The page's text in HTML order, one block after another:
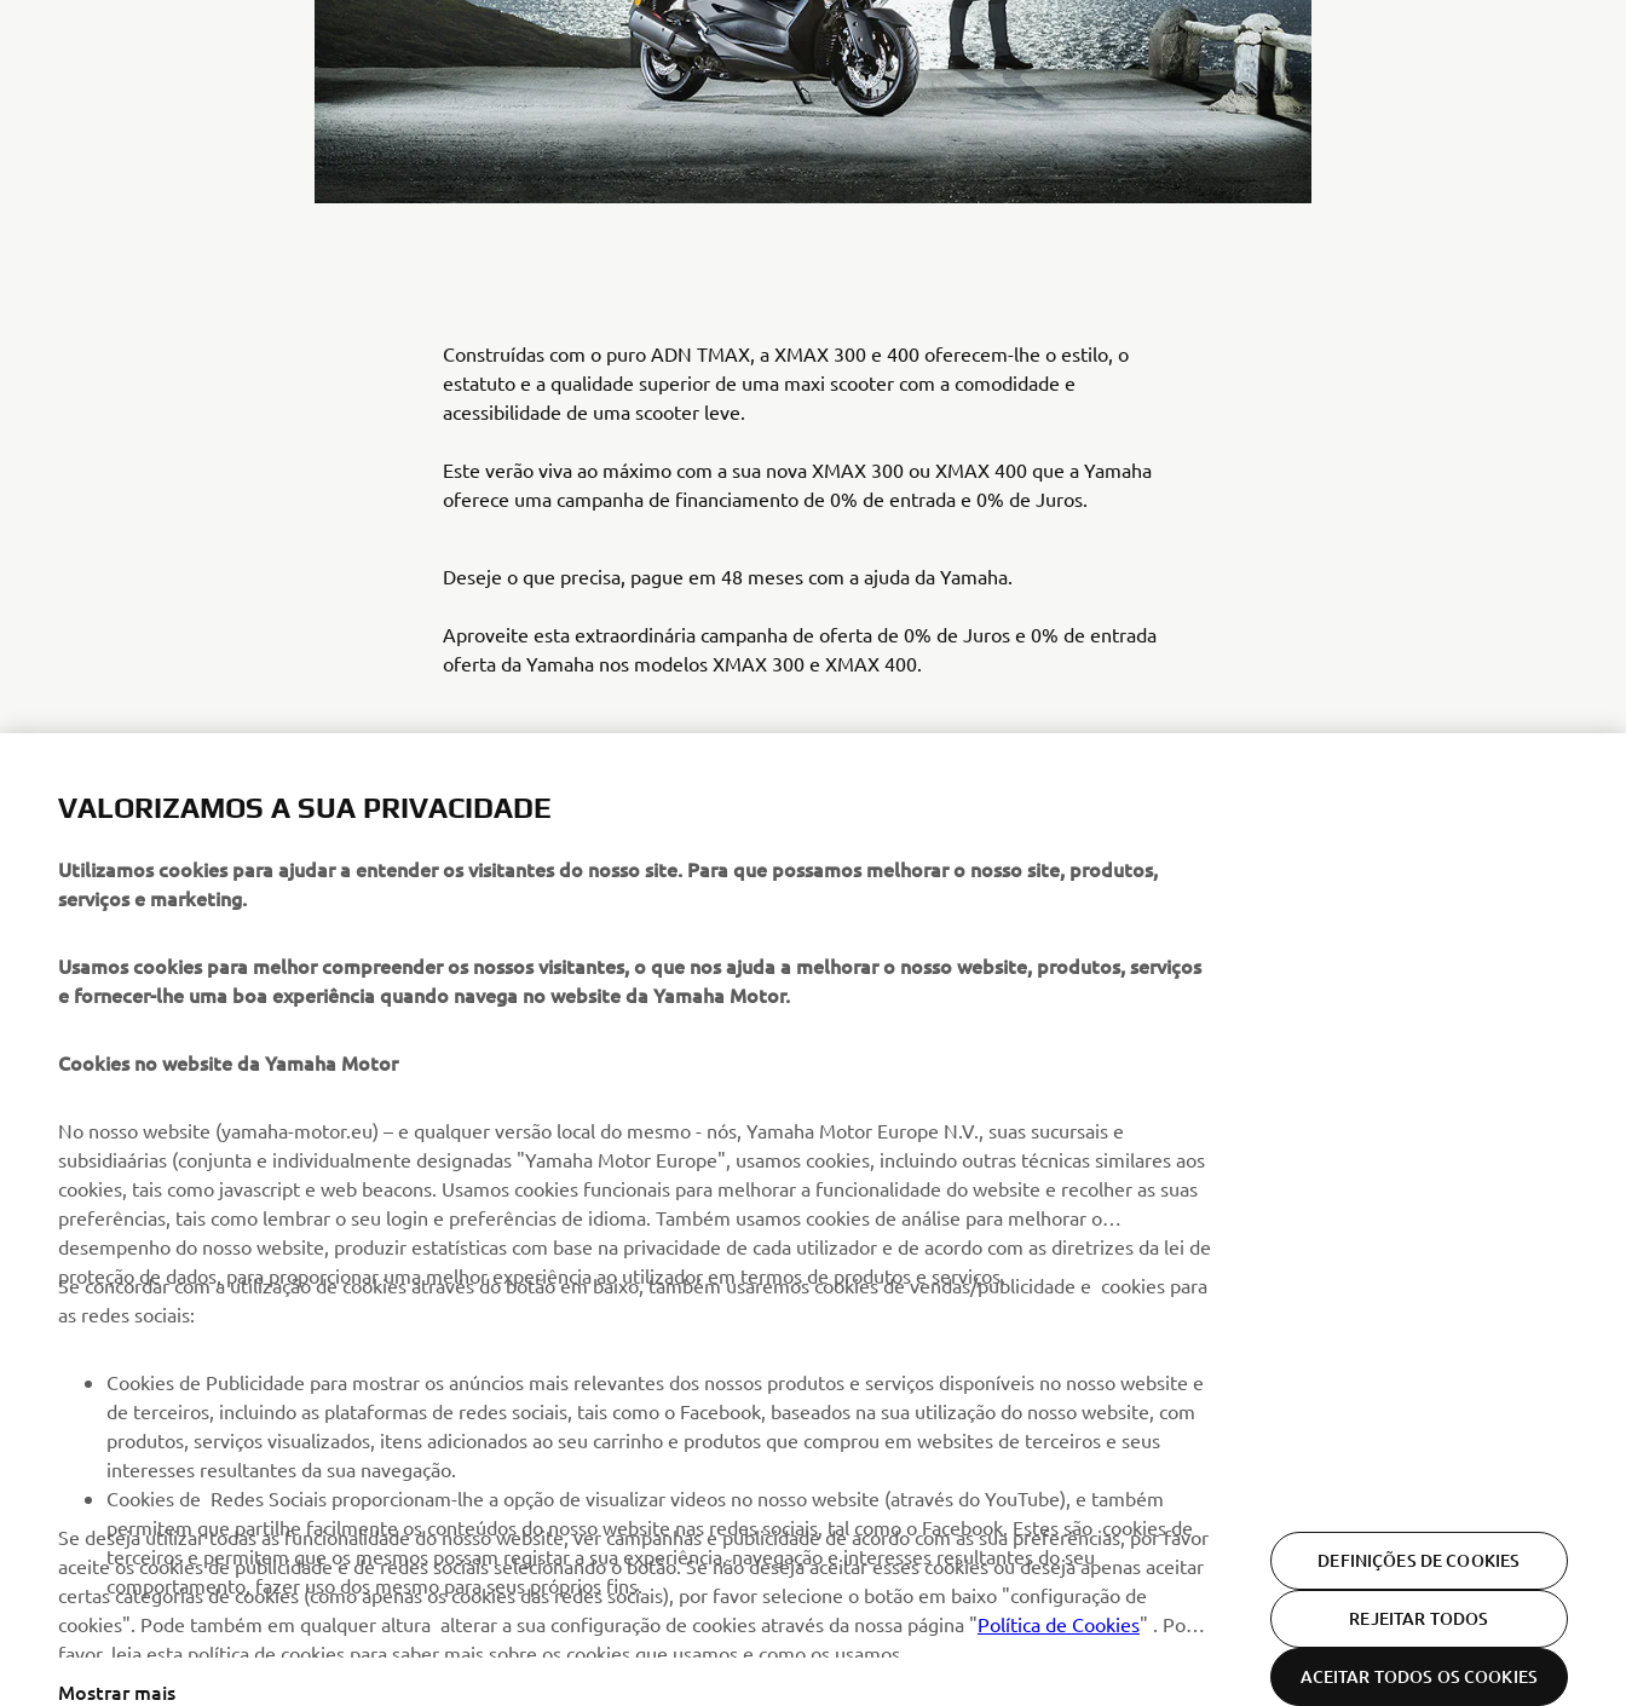
Construídas com o puro ADN TMAX, a XMAX 300 e 400 oferecem-lhe o estilo, o
estatuto e a qualidade superior de uma maxi scooter com a comodidade e
acessibilidade de uma scooter leve.
Este verão viva ao máximo com a sua nova XMAX 300 ou XMAX 400 que a Yamaha
oferece uma campanha de financiamento de 0% de entrada e 0% de Juros.
Deseje o que precisa, pague em 48 meses com a ajuda da Yamaha.
Aproveite esta extraordinária campanha de oferta de 0% de Juros e 0% de entrada
oferta da Yamaha nos modelos XMAX 300 e XMAX 400.
EMPRESA
Notícias
Imprensa
Catálogos
Trabalhar na Yamaha
Eventos
Política de Direitos
Humanos
Política Básica de
Sustentabilidade
Canal de Denúncias
PARA EMPRESAS
NEO's Delivery
Sistemas eBike
Campos de golfe
Socorristas
Unidade de Negócios de
Robótica
Parcerias
Informação Técnica para
Agentes
Yamalube Safety Data
Sheets
Yamaha Music
Yamaha Racing
Yamaha Motor Global
Aplicações móveis
Serviço de Apoio ao
Cliente
Livro de reclamações
Catálogo de peças
Gestão de resíduos,
baterias e VFV
novos lançamentos e muito mais
processamos os seus dados pessoais:
Portugal (Portuguese)
Política de
Informações de
Declaração
VALORIZAMOS A SUA PRIVACIDADE
Utilizamos cookies para ajudar a entender os visitantes do nosso site. Para que possamos melhorar o nosso site, produtos,
serviços e marketing.
Usamos cookies para melhor compreender os nossos visitantes, o que nos ajuda a melhorar o nosso website, produtos, serviços
e fornecer-lhe uma boa experiência quando navega no website da Yamaha Motor.
Cookies no website da Yamaha Motor
No nosso website (yamaha-motor.eu) – e qualquer versão local do mesmo - nós, Yamaha Motor Europe N.V., suas sucursais e
subsidiaárias (conjunta e individualmente designadas "Yamaha Motor Europe", usamos cookies, incluindo outras técnicas similares aos
cookies, tais como javascript e web beacons. Usamos cookies funcionais para melhorar a funcionalidade do website e recolher as suas
preferências, tais como lembrar o seu login e preferências de idioma. Também usamos cookies de análise para melhorar o
desempenho do nosso website, produzir estatísticas com base na privacidade de cada utilizador e de acordo com as diretrizes da lei de
proteção de dados, para proporcionar uma melhor experiência ao utilizador em termos de produtos e serviços.
Se concordar com a utilização de cookies através do botão em baixo, também usaremos cookies de vendas/publicidade e cookies para
as redes sociais:
Cookies de Publicidade para mostrar os anúncios mais relevantes dos nossos produtos e serviços disponíveis no nosso website e
de terceiros, incluindo as plataformas de redes sociais, tais como o Facebook, baseados na sua utilização do nosso website, com
produtos, serviços visualizados, itens adicionados ao seu carrinho e produtos que comprou em websites de terceiros e seus
interesses resultantes da sua navegação.
Cookies de Redes Sociais proporcionam-lhe a opção de visualizar videos no nosso website (através do YouTube), e também
permitem que partilhe facilmente os conteúdos do nosso website nas redes sociais, tal como o Facebook. Estes são cookies de
terceiros e permitem que os mesmos possam registar a sua experiência, navegação e interesses resultantes do seu
comportamento, fazer uso dos mesmo para seus próprios fins.
Se deseja utilizar todas as funcionalidade do nosso website, ver campanhas e publicidade de acordo com as sua preferências, por favor
aceite os cookies de publicidade e de redes sociais selecionando o botão. Se não deseja aceitar esses cookies ou deseja apenas aceitar
certas categorias de cookies (como apenas os cookies das redes sociais), por favor selecione o botão em baixo "configuração de
cookies". Pode também em qualquer altura alterar a sua configuração de cookies através da nossa página "Política de Cookies" . Por
favor, leia esta política de cookies para saber mais sobre os cookies que usamos e como os usamos.
Mostrar mais
DEFINIÇÕES DE COOKIES
REJEITAR TODOS
ACEITAR TODOS OS COOKIES